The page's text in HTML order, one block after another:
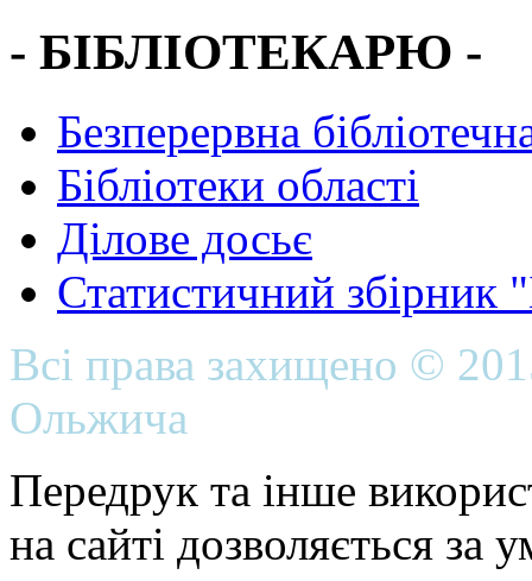
- БІБЛІОТЕКАРЮ -
Безперервна
Бібліотеки області
Ділове досьє
Статистичний
Всі права захищено ©
Ольжича
Передрук та інше
на сайті дозволяється